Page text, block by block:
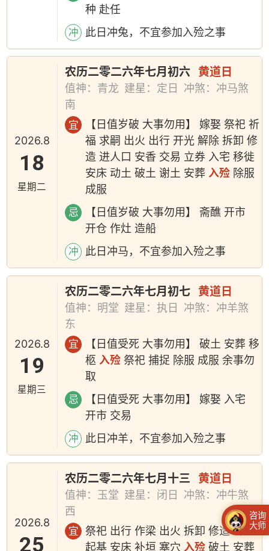
种 赴任
冲 此日冲兔，不宜参加入殓之事
2026.8
18
星期二
农历二零二六年七月初六 黄道日
值神：青龙 建星：定日
冲煞：冲马煞
南
宜
【日值岁破 大事勿用】 嫁娶 祭祀 祈
福 求嗣 出火 出行 开光 解除 拆卸 修
造 进人口 安香 交易 立券 入宅 移徙
安床 动土 破土 谢土 安葬入殓 除服
成服
忌
【日值岁破 大事勿用】 斋醮 开市
开仓 作灶 造船
冲 此日冲马，不宜参加入殓之事
2026.8
19
星期三
农历二零二六年七月初七 黄道日
值神：明堂 建星：执日
冲煞：冲羊煞
东
宜
【日值受死 大事勿用】 破土 安葬 移
柩 入殓 祭祀 捕捉 除服 成服 余事勿
取
忌
【日值受死 大事勿用】 嫁娶 入宅
开市 交易
冲 此日冲羊，不宜参加入殓之事
2026.8
25
农历二零二六年七月十三 黄道日
值神：玉堂 建星：闭日
冲煞：冲牛煞
西
宜
祭祀 出行 作梁 出火 拆卸 修造 动土
起基 安床 补垣 塞穴 入殓 破土 安葬
咨询
大师